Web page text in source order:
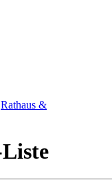
Rathaus &